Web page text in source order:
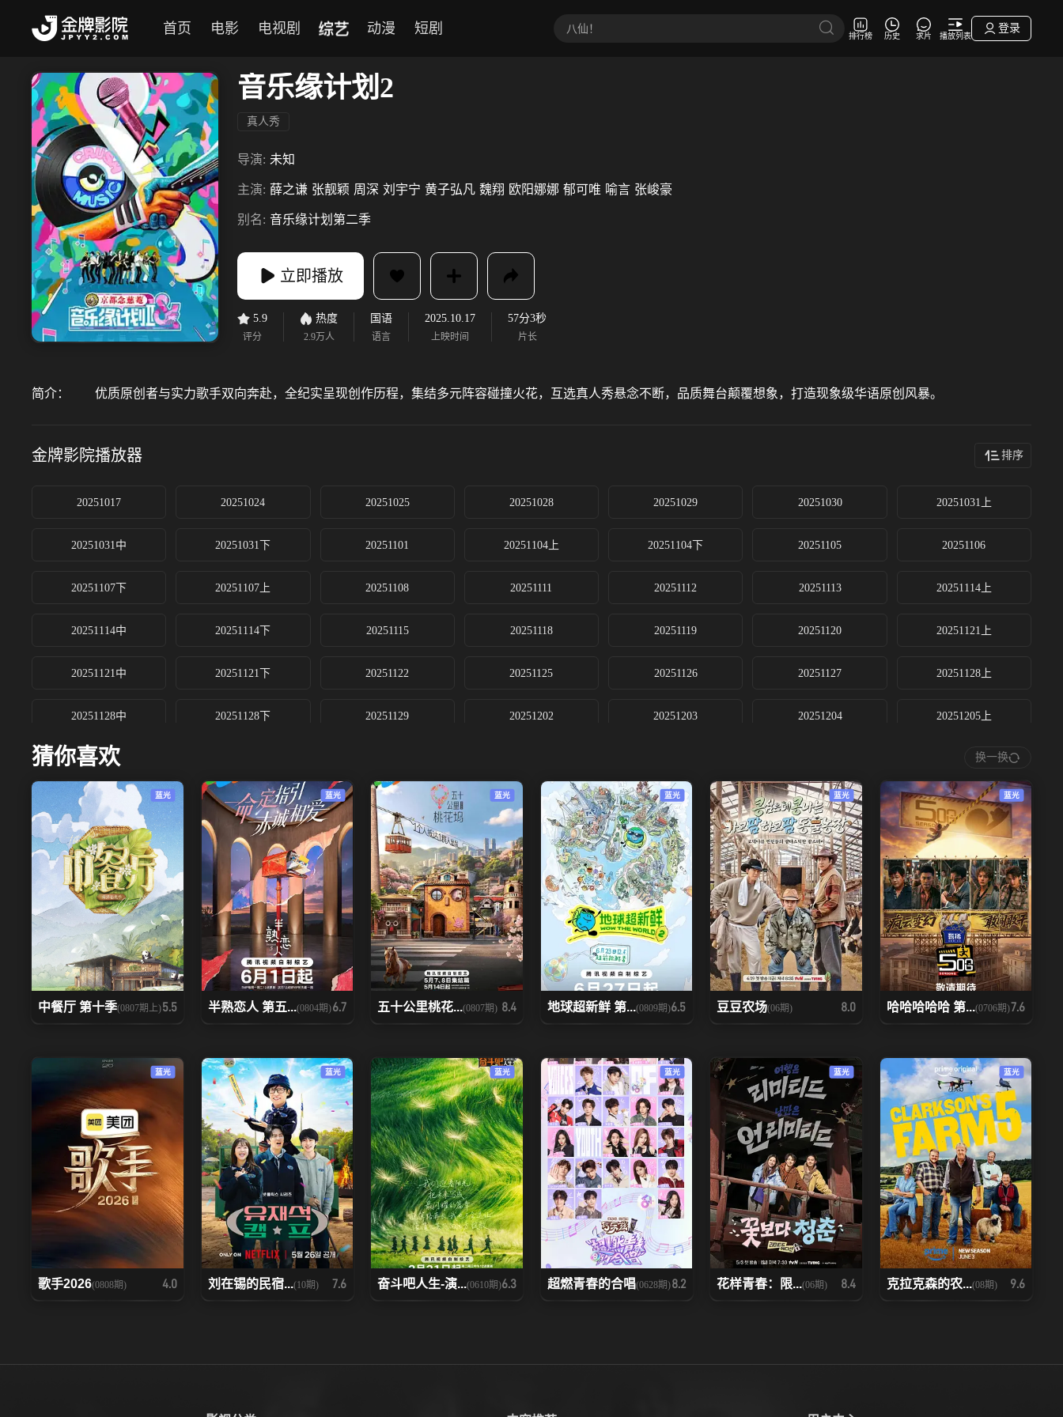
首页 电影 电视剧 综艺 动漫 短剧 排行榜 历史 求片 播放列表
登录
音乐缘计划2
真人秀
导演: 未知
主演: 薛之谦 张靓颖 周深 刘宇宁 黄子弘凡 魏翔 欧阳娜娜 郁可唯 喻言 张峻豪
别名: 音乐缘计划第二季
立即播放
5.9
评分
热度
2.9万人
国语
语言
2025.10.17
上映时间
57分3秒
片长
简介： 优质原创者与实力歌手双向奔赴，全纪实呈现创作历程，集结多元阵容碰撞火花，互选真人秀悬念不断，品质舞台颠覆想象，打造现象级华语原创风暴。
金牌影院播放器 排序
20251017 20251024 20251025 20251028 20251029 20251030 20251031上
20251031中 20251031下 20251101 20251104上 20251104下 20251105 20251106
20251107下 20251107上 20251108 20251111 20251112 20251113 20251114上
20251114中 20251114下 20251115 20251118 20251119 20251120 20251121上
20251121中 20251121下 20251122 20251125 20251126 20251127 20251128上
20251128中 20251128下 20251129 20251202 20251203 20251204 20251205上
20251205中 20251214上
20251214中 20251214下 20251214加1 20251216 20251217 20251218 20251219上
20251219中 20251219下 20251220 20251223 20251224 20251225 20251227
20251230 20260101 20260102
猜你喜欢 换一换
蓝光
中餐厅 第十季(0807期上)5.5
蓝光
半熟恋人 第五...(0804期)6.7
蓝光
五十公里桃花...(0807期) 8.4
蓝光
地球超新鲜 第...(0809期)6.5
蓝光
豆豆农场(06期) 8.0
蓝光
哈哈哈哈哈 第...(0706期)7.6
蓝光
歌手2026(0808期) 4.0
蓝光
刘在锡的民宿...(10期) 7.6
蓝光
奋斗吧人生-演...(0610期)6.3
蓝光
超燃青春的合唱(0628期)8.2
蓝光
花样青春：限...(06期) 8.4
蓝光
克拉克森的农...(08期) 9.6